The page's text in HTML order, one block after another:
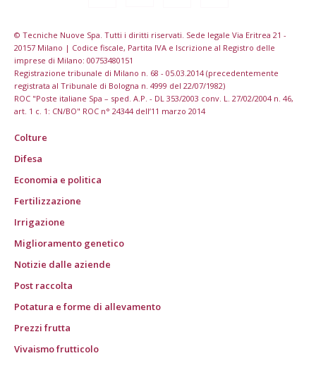
© Tecniche Nuove Spa. Tutti i diritti riservati. Sede legale Via Eritrea 21 -
20157 Milano | Codice fiscale, Partita IVA e Iscrizione al Registro delle
imprese di Milano: 00753480151
Registrazione tribunale di Milano n. 68 - 05.03.2014 (precedentemente
registrata al Tribunale di Bologna n. 4999 del 22/07/1982)
ROC "Poste italiane Spa – sped. A.P. - DL 353/2003 conv. L. 27/02/2004 n. 46,
art. 1 c. 1: CN/BO" ROC n° 24344 dell’11 marzo 2014
Colture
Difesa
Economia e politica
Fertilizzazione
Irrigazione
Miglioramento genetico
Notizie dalle aziende
Post raccolta
Potatura e forme di allevamento
Prezzi frutta
Vivaismo frutticolo